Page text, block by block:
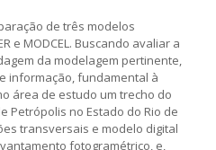
de três modelos
e MODCEL. Buscando avaliar a
da modelagem pertinente,
informação, fundamental à
área de estudo um trecho do
Petrópolis no Estado do Rio de
transversais e modelo digital
fotogramétrico, e,